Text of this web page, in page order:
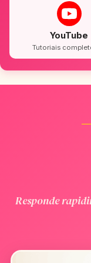
YouTube
Tutoriais
Responde